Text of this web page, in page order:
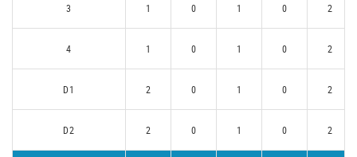
3 1 0 1 0 2
4 1 0 1 0 2
D1 2 0 1 0 2
D2 2 0 1 0 2